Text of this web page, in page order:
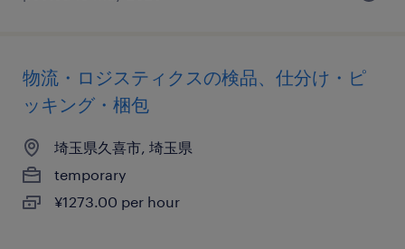
物流・ロジスティクスの検品、仕分け・ピ
ッキング・梱包
埼玉県久喜市, 埼玉県
temporary
¥1273.00 per hour